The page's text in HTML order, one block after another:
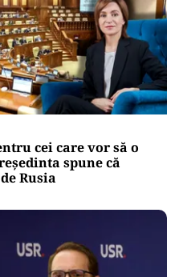
cei care vor să o
spune că
Rusia